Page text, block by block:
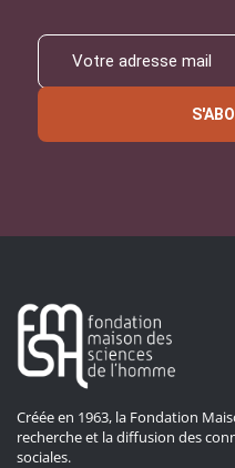
Créée en 1963, la Fondation
recherche et la diffusion des
sociales.